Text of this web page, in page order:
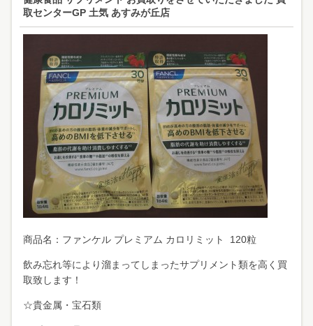
取センターGP 土気 あすみが丘店
商品名：ファンケル プレミアム カロリミット 120粒
飲み忘れ等により溜まってしまったサプリメント類を高く買
取致します！
☆貴金属・宝石類